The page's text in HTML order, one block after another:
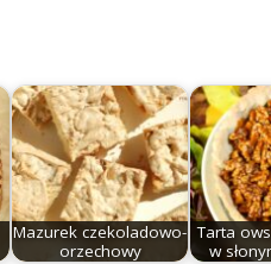
Mazurek czekoladowo-
orzechowy
Tarta
w